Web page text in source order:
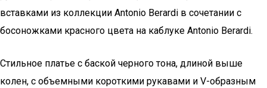
вставками из коллекции Antonio Berardi в сочетании с
босоножками красного цвета на каблуке Antonio Berardi.
Стильное платье с баской черного тона, длиной выше
колен, с объемными короткими рукавами и V-образным